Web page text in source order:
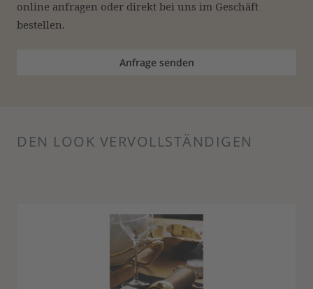
online anfragen oder direkt bei uns im Geschäft
bestellen.
Anfrage senden
DEN LOOK VERVOLLSTÄNDIGEN
Produktgalerie überspringen